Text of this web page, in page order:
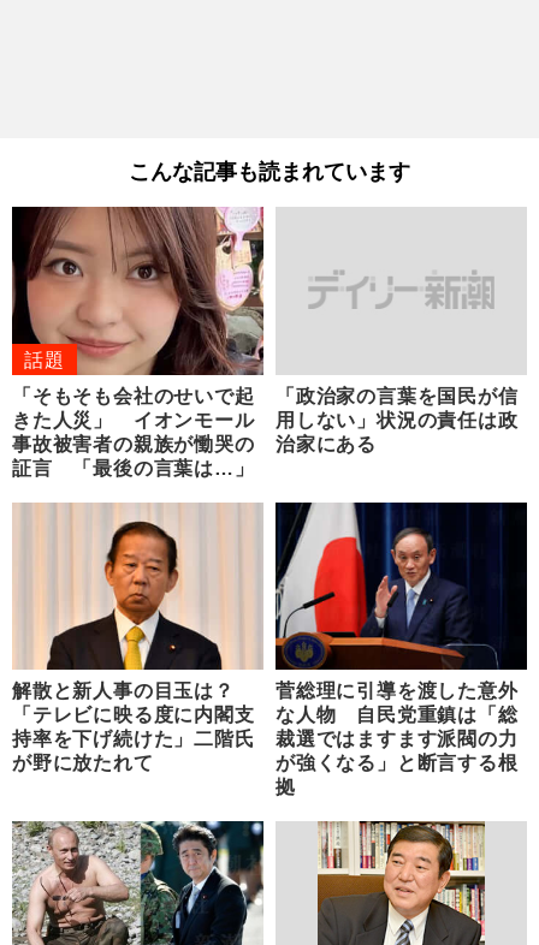
こんな記事も読まれています
話題
「そもそも会社のせいで起
きた人災」 イオンモール
事故被害者の親族が慟哭の
証言 「最後の言葉は…」
「政治家の言葉を国民が信
用しない」状況の責任は政
治家にある
解散と新人事の目玉は？
「テレビに映る度に内閣支
持率を下げ続けた」二階氏
が野に放たれて
菅総理に引導を渡した意外
な人物 自民党重鎮は「総
裁選ではますます派閥の力
が強くなる」と断言する根
拠